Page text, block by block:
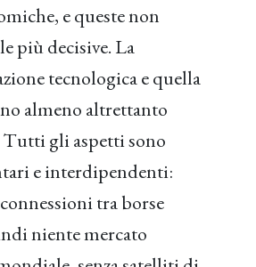
e queste non
più decisive. La
tecnologica e quella
almeno altrettanto
gli aspetti sono
e interdipendenti:
tra borse
niente mercato